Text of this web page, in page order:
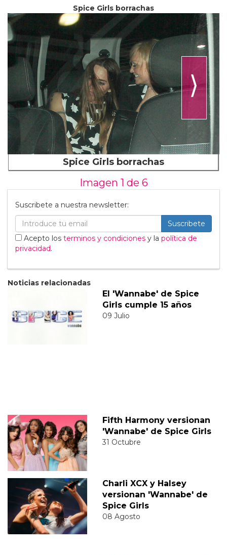
Spice Girls borrachas
⟩
Spice Girls borrachas
Imagen 1 de 6
Suscribete a nuestra newsletter:
Suscribete
Acepto los terminos y condiciones y la política de
privacidad.
Noticias relacionadas
El 'Wannabe' de Spice
Girls cumple 15 años
09 Julio
Fifth Harmony versionan
'Wannabe' de Spice Girls
31 Octubre
Charli XCX y Halsey
versionan 'Wannabe' de
Spice Girls
08 Agosto